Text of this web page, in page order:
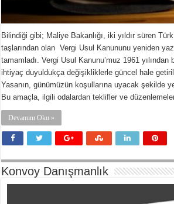
Bilindiği gibi; Maliye Bakanlığı, iki yıldır süren
taşlarından olan Vergi Usul Kanununu yeniden
tamamladı. Vergi Usul Kanunu’muz 1961
ihtiyaç duyuldukça değişikliklerle güncel hale
Yasanın, günümüzün koşullarına uyacak şekilde
Bu amaçla, ilgili odalardan teklifler ve
Devamını Oku »
Konvoy Danışmanlık